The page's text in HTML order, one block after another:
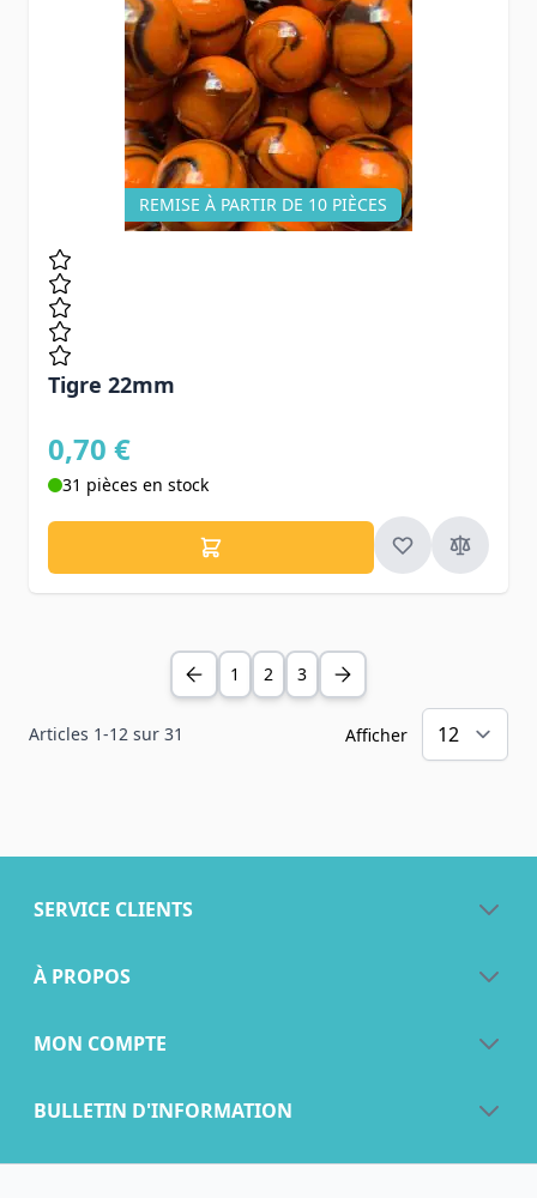
REMISE À PARTIR DE 10 PIÈCES
Tigre 22mm
0,70 €
31 pièces en stock
Articles 1-12 sur 31
1 2 3
Afficher
SERVICE CLIENTS
À PROPOS
MON COMPTE
BULLETIN D'INFORMATION